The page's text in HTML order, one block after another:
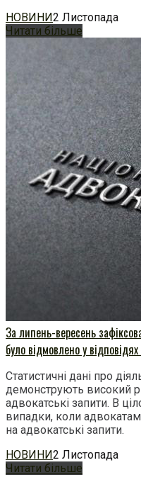
НОВИНИ2 Листопада
Читати більше
За липень-вересень
було відмовлено у
Статистичні дані про
демонструють високий
адвокатські запити. В
випадки, коли
на адвокатські запити.
НОВИНИ2 Листопада
Читати більше